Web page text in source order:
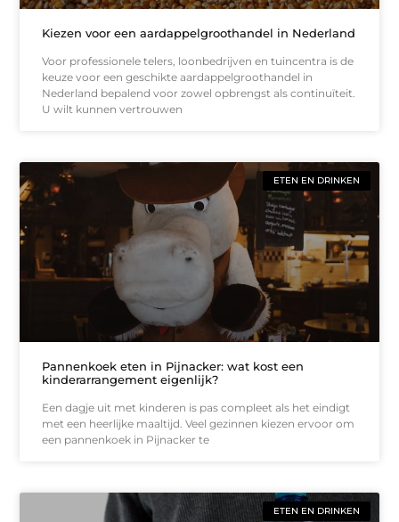
Kiezen voor een aardappelgroothandel in Nederland
Voor professionele telers, loonbedrijven en tuincentra is de
keuze voor een geschikte aardappelgroothandel in
Nederland bepalend voor zowel opbrengst als continuïteit.
U wilt kunnen vertrouwen
ETEN EN DRINKEN
Pannenkoek eten in Pijnacker: wat kost een
kinderarrangement eigenlijk?
Een dagje uit met kinderen is pas compleet als het eindigt
met een heerlijke maaltijd. Veel gezinnen kiezen ervoor om
een pannenkoek in Pijnacker te
ETEN EN DRINKEN